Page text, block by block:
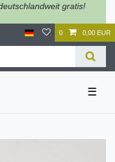
gratis!
0 0,00 EUR
☰